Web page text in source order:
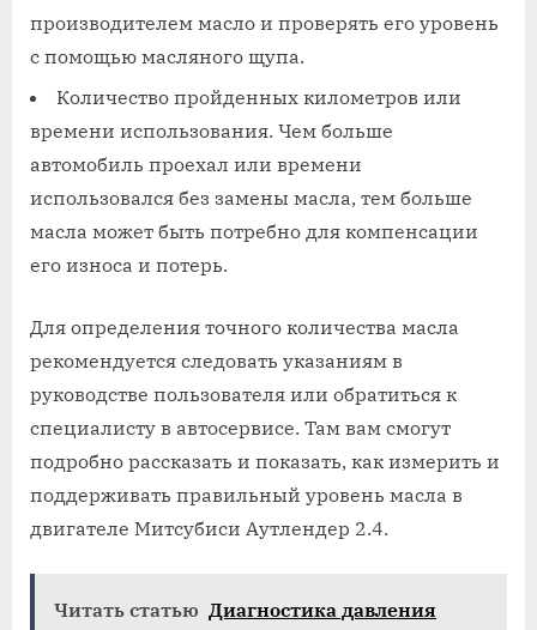
производителем масло и проверять его уровень
с помощью масляного щупа.
Количество пройденных километров или
времени использования. Чем больше
автомобиль проехал или времени
использовался без замены масла, тем больше
масла может быть потребно для компенсации
его износа и потерь.
Для определения точного количества масла
рекомендуется следовать указаниям в
руководстве пользователя или обратиться к
специалисту в автосервисе. Там вам смогут
подробно рассказать и показать, как измерить и
поддерживать правильный уровень масла в
двигателе Митсубиси Аутлендер 2.4.
Читать статью Диагностика давления